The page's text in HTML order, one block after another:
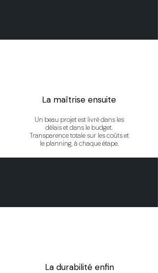
La maîtrise ensuite
Un beau projet est livré dans les
délais et dans le budget.
Transparence totale sur les coûts et
le planning, à chaque étape.
La durabilité enfin